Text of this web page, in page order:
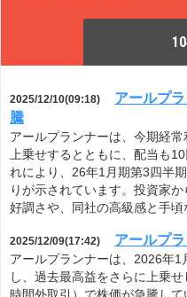
10
2025/12/10(09:18)
アールプ
騰
アールプランナーは、今期経
上乗せするとともに、配当も
れにより、26年1月期第3四半
りが示されています。投資家
好調さや、同社の高級感と手
2025/12/09(17:42) アールプ
アールプランナーは、2026年
し、過去最高益をさらに上乗